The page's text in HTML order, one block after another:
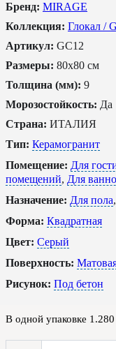
Бренд: MIRAGE
Коллекция: Глокал /
Артикул: GC12
Размеры: 80x80 см
Толщина (мм): 9
Морозостойкость: Да
Страна: ИТАЛИЯ
Тип: Керамогранит
Помещение: Для
помещений, Для
Назначение: Для пола,
Форма: Квадратная
Цвет: Серый
Поверхность:
Рисунок: Под бетон
В одной упаковке 1.280